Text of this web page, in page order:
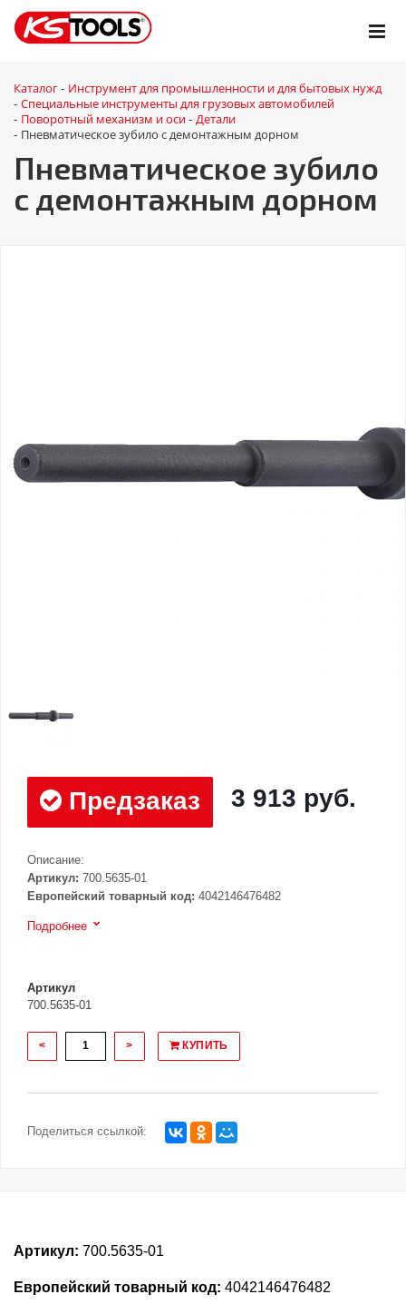
Каталог - Инструмент для промышленности и для бытовых нужд
- Специальные инструменты для грузовых автомобилей
- Поворотный механизм и оси - Детали
- Пневматическое зубило с демонтажным дорном
Пневматическое зубило
с демонтажным дорном
Предзаказ 3 913 руб.
Описание:
Артикул: 700.5635-01
Европейский товарный код: 4042146476482
Подробнее
Артикул
700.5635-01
< > КУПИТЬ
Поделиться ссылкой:
Артикул: 700.5635-01
Европейский товарный код: 4042146476482